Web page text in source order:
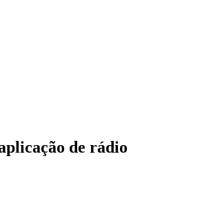
de rádio